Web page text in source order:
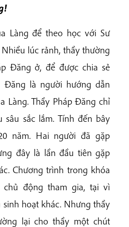
Làng để theo học với Sư
lúc rảnh, thầy thường
Đăng ở, để được chia sẻ
Đăng là người hướng dẫn
Làng. Thầy Pháp Đăng chỉ
sâu sắc lắm. Tính đến bây
năm. Hai người đã gặp
đây là lần đầu tiên gặp
Chương trình trong khóa
động tham gia, tại vì
hoạt khác. Nhưng thầy
lại cho thầy một chút